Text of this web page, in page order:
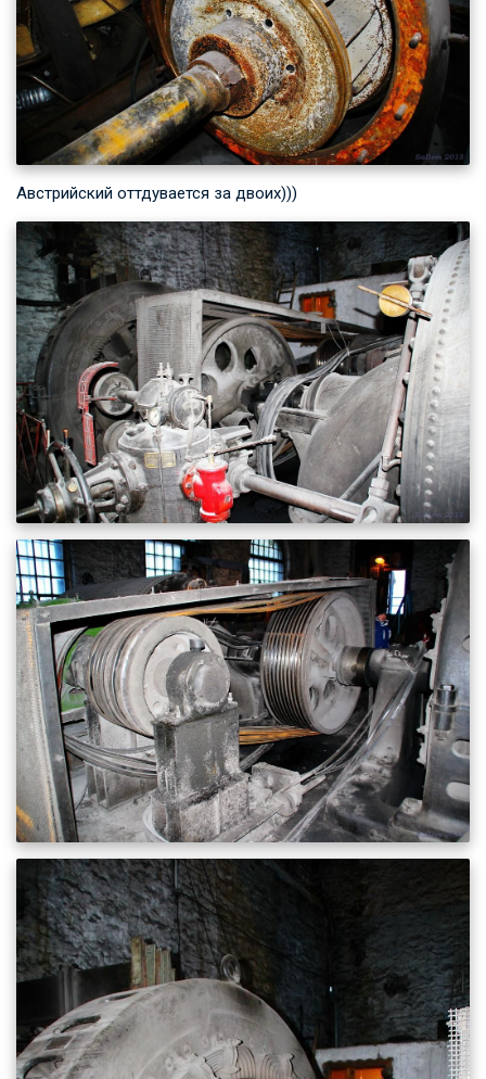
Австрийский оттдувается за двоих)))